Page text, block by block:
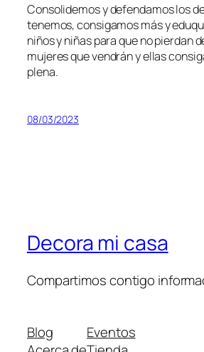
Consolidemos y defendamos los
tenemos, consigamos más y
niños y niñas para que no pierdan
mujeres que vendrán y ellas
plena.
08/03/2023
Decora mi casa
Compartimos contigo
Blog
Eventos